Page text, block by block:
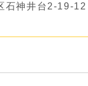
石神井台2-19-